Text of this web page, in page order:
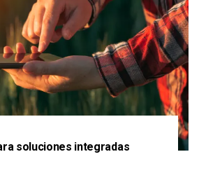
soluciones integradas